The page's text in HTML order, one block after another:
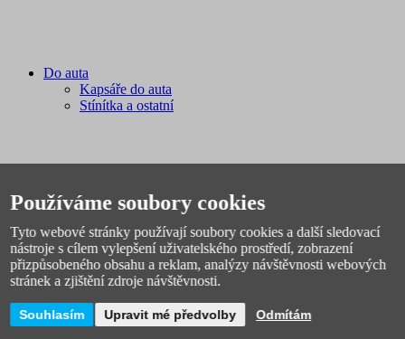
Do auta
Kapsáře do auta
Stínítka a ostatní
Dětský pokoj
Dětské hodiny, budíky
Dětská nástěnná dekorace
Koše a úložné krabice
Hrníčky a sady nádobí
Ortopedické podlahy
Používáme soubory cookies
Tyto webové stránky používají soubory cookies a další sledovací
nástroje s cílem vylepšení uživatelského prostředí, zobrazení
přizpůsobeného obsahu a reklam, analýzy návštěvnosti webových
stránek a zjištění zdroje návštěvnosti.
Souhlasím Upravit mé předvolby Odmítám